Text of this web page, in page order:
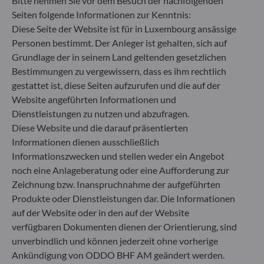
Nachhaltigkeitsinformationen (Sustainable
Finance Disclosure Regulation, SFDR) ist ein
Regelwerk der EU, das darauf abzielt, das
Nachhaltigkeitsprofil von Fonds transparent,
besser vergleichbar und für Endinvestoren besser
verständlich zu machen.
Artikel 6: Das Fondsmanagementteam
berücksichtigt bei der Anlageentscheidung keine
Nachhaltigkeitsrisiken oder nachteiligen
Auswirkungen von Anlageentscheidungen auf
Nachhaltigkeitsfaktoren.
Artikel 8: Das Fondsmanagementteam adressiert
Nachhaltigkeitsrisiken, indem es ESG-Kriterien
(Umwelt und/oder Soziales und/oder Governance)
in den Anlageentscheidungsprozess einbezieht.
Artikel 9: Das Fondsmanagementteam verfolgt ein
striktes nachhaltiges Anlageziel, das wesentlich zu
den Herausforderungen des ökologischen
Übergangs beiträgt, und adressiert
Nachhaltigkeitsrisiken durch Ratings, die vom
externen ESG-Datenanbieter der
Seiten folgende Informationen zur Kenntnis:
Diese Seite der Website ist für in Luxembourg ansässige
Personen bestimmt. Der Anleger ist gehalten, sich auf
Grundlage der in seinem Land geltenden gesetzlichen
Bestimmungen zu vergewissern, dass es ihm rechtlich
gestattet ist, diese Seiten aufzurufen und die auf der
Website angeführten Informationen und
Dienstleistungen zu nutzen und abzufragen.
Diese Website und die darauf präsentierten
Informationen dienen ausschließlich
Informationszwecken und stellen weder ein Angebot
noch eine Anlageberatung oder eine Aufforderung zur
Zeichnung bzw. Inanspruchnahme der aufgeführten
Produkte oder Dienstleistungen dar. Die Informationen
auf der Website oder in den auf der Website
verfügbaren Dokumenten dienen der Orientierung, sind
unverbindlich und können jederzeit ohne vorherige
Ankündigung von ODDO BHF AM geändert werden.